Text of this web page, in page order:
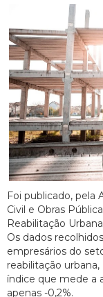
Foi publicado, pela
Civil e Obras
Reabilitação
Os dados
empresários do
reabilitação
índice que mede a
apenas -0,2%.